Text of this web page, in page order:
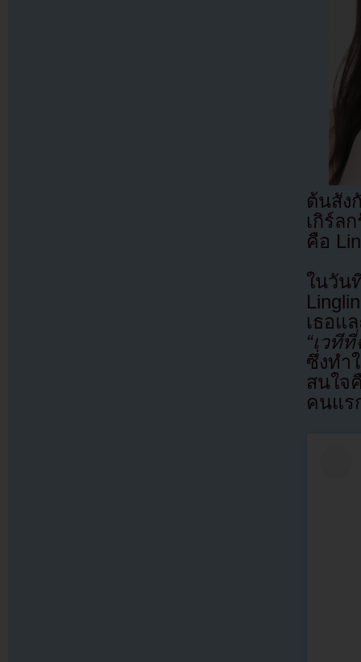
ต้นสัง
เกิร์ล
คือ
ในวั
เธอแ
“เวที
ซึ่งทำ
สนใจ
คนแร